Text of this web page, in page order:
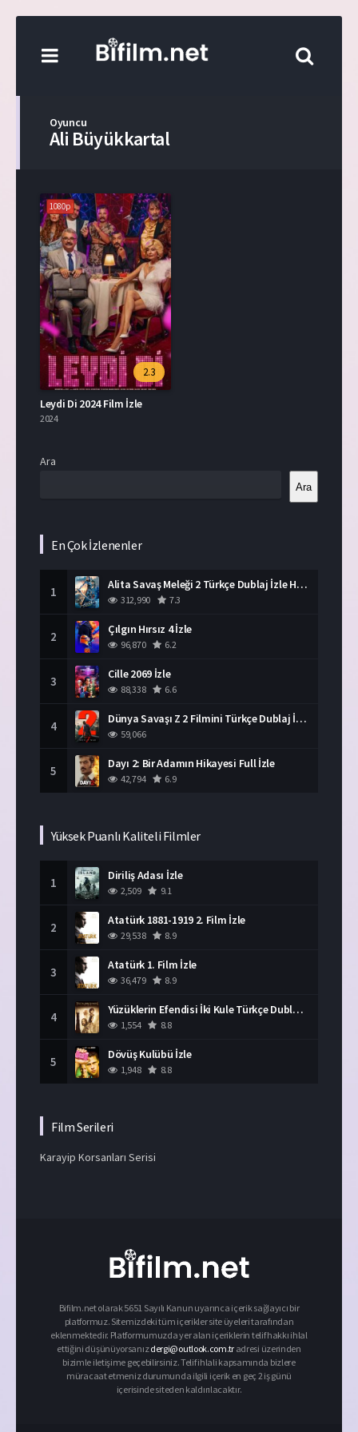
Oyuncu
Ali Büyükkartal
1080p
2.3
Leydi Di 2024 Film İzle
2024
Ara
Ara
En Çok İzlenenler
1 Alita Savaş Meleği 2 Türkçe Dublaj İzle HD Film
312,990 7.3
2 Çılgın Hırsız 4 İzle
96,870 6.2
3 Cille 2069 İzle
88,338 6.6
4 Dünya Savaşı Z 2 Filmini Türkçe Dublaj İzle
59,066
5 Dayı 2: Bir Adamın Hikayesi Full İzle
42,794 6.9
Yüksek Puanlı Kaliteli Filmler
1 Diriliş Adası İzle
2,509 9.1
2 Atatürk 1881-1919 2. Film İzle
29,538 8.9
3 Atatürk 1. Film İzle
36,479 8.9
4 Yüzüklerin Efendisi İki Kule Türkçe Dublaj İzle
1,554 8.8
5 Dövüş Kulübü İzle
1,948 8.8
Film Serileri
Karayip Korsanları Serisi
Bifilm.net olarak 5651 Sayılı Kanun uyarınca içerik sağlayıcı bir
platformuz. Sitemizdeki tüm içerikler site üyeleri tarafından
eklenmektedir. Platformumuzda yer alan içeriklerin telif hakkı ihlal
ettiğini düşünüyorsanızdergi@outlook.com.tr adresi üzerinden
bizimle iletişime geçebilirsiniz. Telif ihlali kapsamında bizlere
müracaat etmeniz durumunda ilgili içerik en geç 2 iş günü
içerisinde siteden kaldırılacaktır.